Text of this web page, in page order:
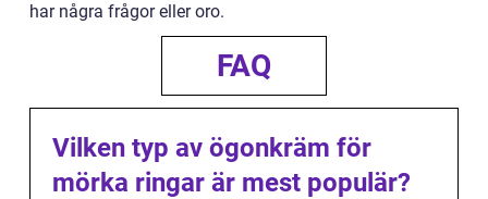
har några frågor eller oro.
FAQ
Vilken typ av ögonkräm för
mörka ringar är mest populär?